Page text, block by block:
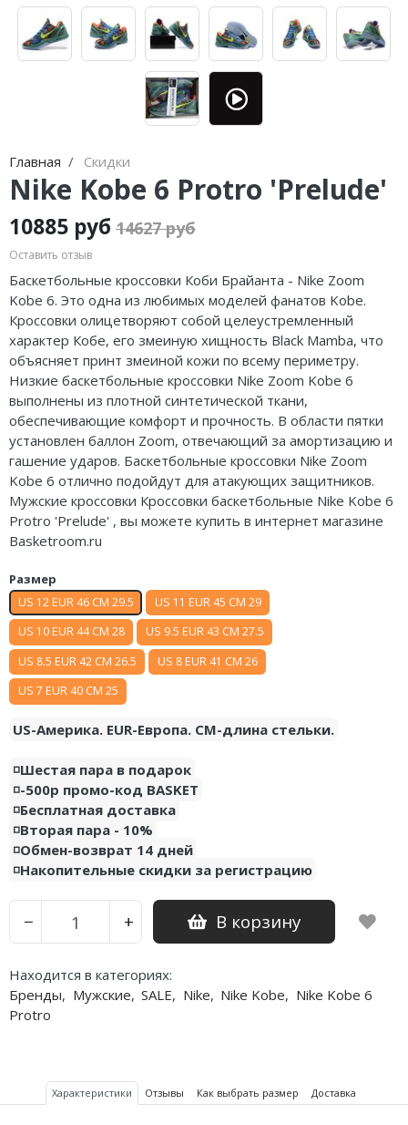
Главная Скидки
Nike Kobe 6 Protro 'Prelude'
10885 руб 14627 руб
Оставить отзыв
Баскетбольные кроссовки Коби Брайанта - Nike Zoom
Kobe 6. Это одна из любимых моделей фанатов Kobe.
Кроссовки олицетворяют собой целеустремленный
характер Кобе, его змеиную хищность Black Mamba, что
объясняет принт змеиной кожи по всему периметру.
Низкие баскетбольные кроссовки Nike Zoom Kobe 6
выполнены из плотной синтетической ткани,
обеспечивающие комфорт и прочность. В области пятки
установлен баллон Zoom, отвечающий за амортизацию и
гашение ударов. Баскетбольные кроссовки Nike Zoom
Kobe 6 отлично подойдут для атакующих защитников.
Мужские кроссовки Кроссовки баскетбольные Nike Kobe 6
Protro 'Prelude' , вы можете купить в интернет магазине
Basketroom.ru
Размер
US 12 EUR 46 CM 29.5
US 11 EUR 45 CM 29
US 10 EUR 44 CM 28
US 9.5 EUR 43 CM 27.5
US 8.5 EUR 42 CM 26.5
US 8 EUR 41 CM 26
US 7 EUR 40 CM 25
US-Америка. EUR-Европа. CM-длина стельки.
◽️Шестая пара в подарок
◽️-500р промо-код BASKET
◽️Бесплатная доставка
◽️Вторая пара - 10%
◽️Обмен-возврат 14 дней
◽️Накопительные скидки за регистрацию
− + В корзину
Находится в категориях:
Бренды, Мужские, SALE, Nike, Nike Kobe, Nike Kobe 6
Protro
Характеристики Отзывы Как выбрать размер Доставка
Jordan Tatum
Air Jordan 39
Air Jordan 38
Air Jordan 37
Air Jordan 36
Air Jordan 1
Air Jordan 3
Air Jordan 4
Air Jordan 5
Air Jordan 6
Air Jordan 7
Air Jordan 10
Air Jordan 11
Air Jordan 12
Air Jordan 13
Air Jordan 14
Air Jordan 15
Air Jordan 23
Nike Dunk
Nike P-6000
Nike Initiator
Nike Pegasus
Nike Precision
Nike Hyperdunk
Nike Hyperset
Nike Cosmic Unity
Nike Air Deldon
Nike Sabrina
Nike A’ja
Nike ST
Nike GT
Nike Ja
Nike Book
Nike LeBron
Nike Kyrie
Nike Freak
Nike KD
Nike PG
Nike Uptempo
Nike Foamposite
adidas Samba
adidas Adistar
adidas adiFOM
adidas Adizero
adidas Harden
adidas Dame
adidas AE
Adidas Yeezy Boost 350 V2
MMY
A Bathing Ape
Travis Scott
Converse
Old Order
LACOSTE
The North Face